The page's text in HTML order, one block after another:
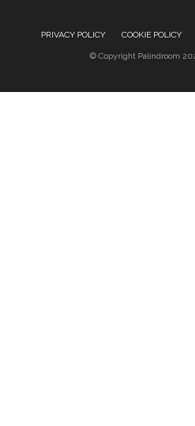
PRIVACY POLICY COOKIE POLICY
© Copyright Palindroom